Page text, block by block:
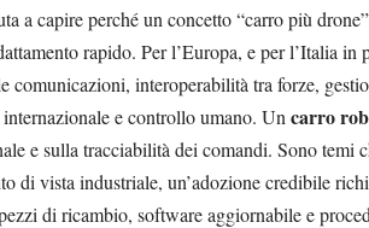
a capire perché un concetto “carro più
rapido. Per l’Europa, e per l’Italia in
interoperabilità tra forze,
e controllo umano. Un carro
e sulla tracciabilità dei comandi. Sono temi
vista industriale, un’adozione credibile
di ricambio, software aggiornabile e